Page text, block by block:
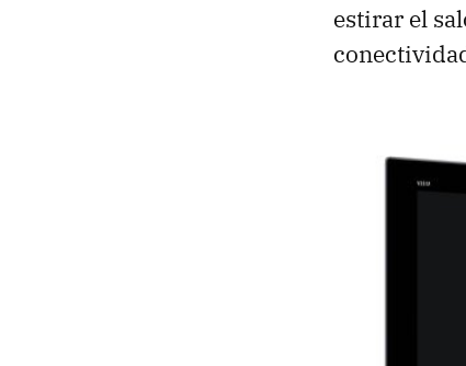
estirar el